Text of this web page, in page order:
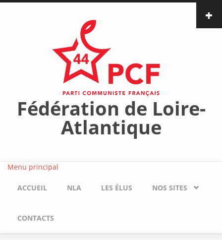
Aller au contenu principal
Fédération de Loire-
Atlantique
Menu principal
ACCUEIL NLA LES ÉLUS NOS SITES
CONTACTS